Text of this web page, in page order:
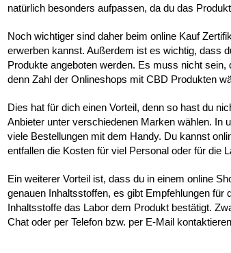
natürlich besonders aufpassen, da du das
Noch wichtiger sind daher beim online Kauf
erwerben kannst. Außerdem ist es wichtig, dass
Produkte angeboten werden. Es muss nicht
denn Zahl der Onlineshops mit CBD Produkten
Dies hat für dich einen Vorteil, denn so hast du
Anbieter unter verschiedenen Marken wählen. In
viele Bestellungen mit dem Handy. Du kannst
entfallen die Kosten für viel Personal oder für die
Ein weiterer Vorteil ist, dass du in einem online
genauen Inhaltsstoffen, es gibt Empfehlungen
Inhaltsstoffe das Labor dem Produkt bestätigt.
Chat oder per Telefon bzw. per E-Mail